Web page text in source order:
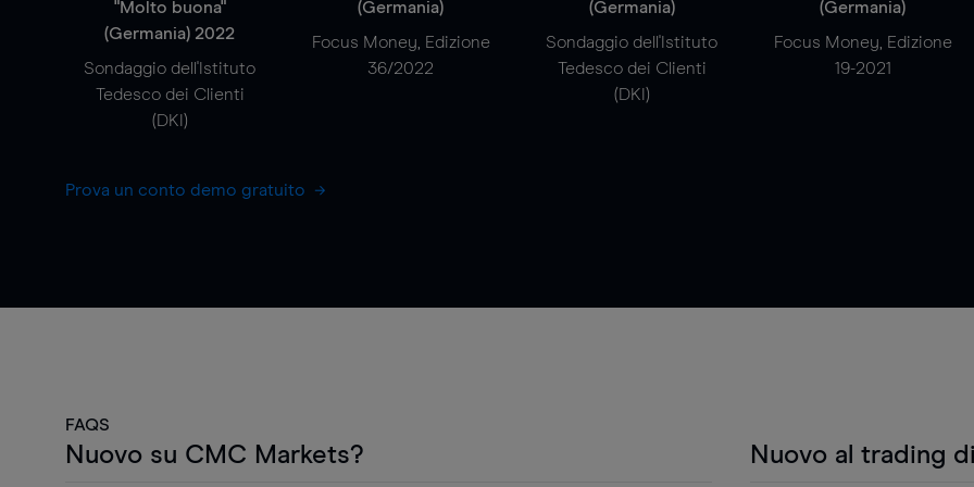
"Molto buona"
(Germania) 2022
Sondaggio dell'Istituto
Tedesco dei Clienti
(DKI)
(Germania)
Focus Money, Edizione
36/2022
(Germania)
Sondaggio dell'Istituto
Tedesco dei Clienti
(DKI)
(Germania)
Focus Money, Edizione
19-2021
Prova un conto demo gratuito
FAQS
Nuovo su CMC Markets? Nuovo al trading